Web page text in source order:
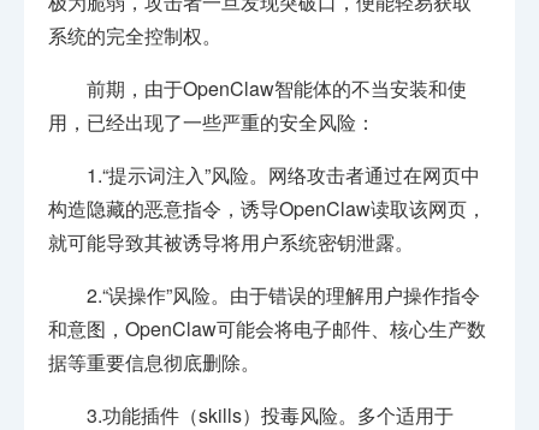
系统的完全控制权。
前期，由于OpenClaw智能体的不当安装和使
用，已经出现了一些严重的安全风险：
1.“提示词注入”风险。网络攻击者通过在网页中
构造隐藏的恶意指令，诱导OpenClaw读取该网页，
就可能导致其被诱导将用户系统密钥泄露。
2.“误操作”风险。由于错误的理解用户操作指令
和意图，OpenClaw可能会将电子邮件、核心生产数
据等重要信息彻底删除。
3.功能插件（skills）投毒风险。多个适用于